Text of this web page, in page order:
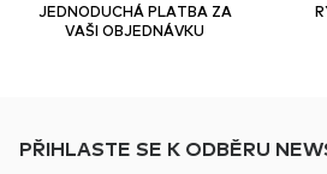
JEDNODUCHÁ PLATBA ZA
VAŠI OBJEDNÁVKU
PŘIHLASTE SE K ODBĚRU